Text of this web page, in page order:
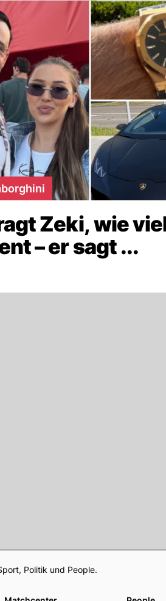
Zeki, wie
– er sagt ...
Politik und People.